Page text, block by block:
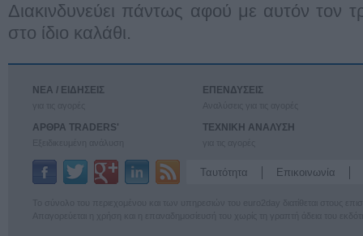
Διακινδυνεύει πάντως αφού με αυτόν τον
στο ίδιο καλάθι.
ΝΕΑ / ΕΙΔΗΣΕΙΣ
ΑΡΘΡΑ TRADERS'
ΕΠΕΝΔΥΣΕΙΣ
ΤΕΧΝΙΚΗ ΑΝΑΛΥΣΗ
Ταυτότητα Επικοινωνία